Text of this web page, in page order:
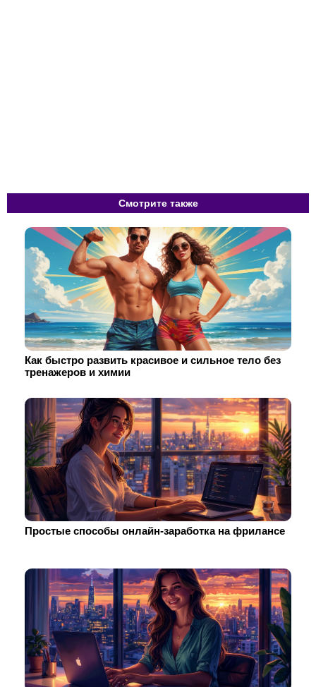
Смотрите также
Как быстро развить красивое и сильное тело без
тренажеров и химии
Простые способы онлайн-заработка на фрилансе